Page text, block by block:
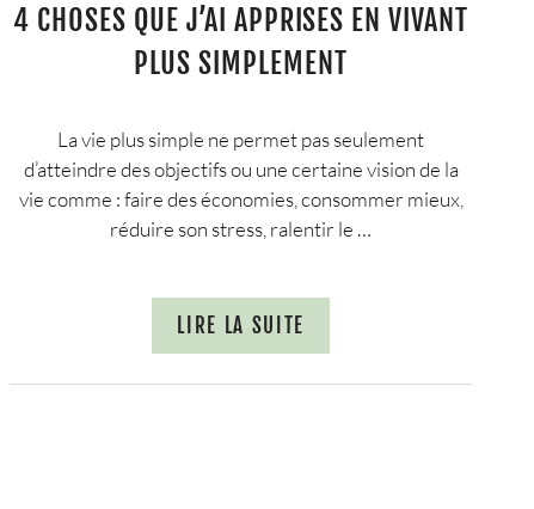
4 CHOSES QUE J’AI APPRISES EN VIVANT
PLUS SIMPLEMENT
La vie plus simple ne permet pas seulement
d’atteindre des objectifs ou une certaine vision de la
vie comme : faire des économies, consommer mieux,
réduire son stress, ralentir le …
LIRE LA SUITE